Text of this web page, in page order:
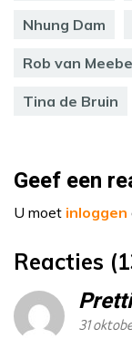
Nhung Dam
Rob van
Tina de Bruin
Geef een
U moet inloggen
Reacties
31